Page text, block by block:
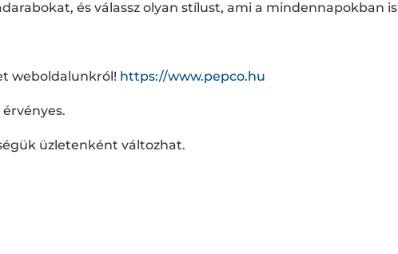
és válassz olyan stílust, ami a mindennapokban is
weboldalunkról! https://www.pepco.hu
érvényes.
üzletenként változhat.